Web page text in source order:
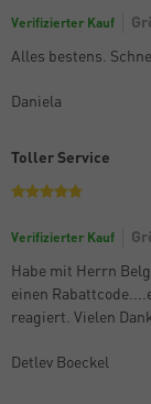
Verifizierter Kauf
Alles bestens.
Daniela
Toller Service
Verifizierter Kauf
Habe mit Herrn
einen
reagiert. Vielen Dank
Detlev Boeckel